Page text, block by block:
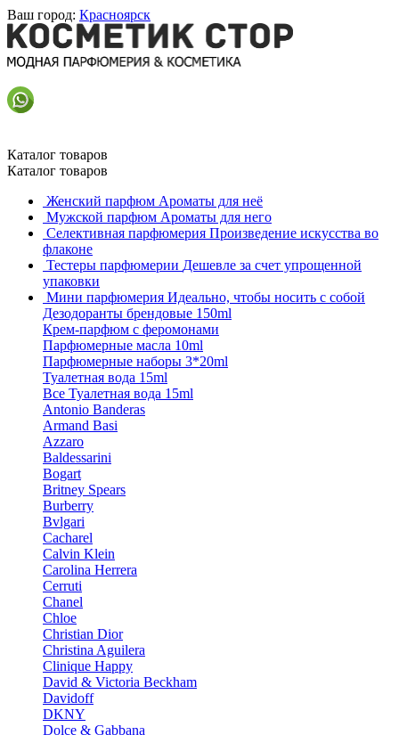
Ваш город: Красноярск
Каталог товаров
Каталог товаров
Женский парфюм Ароматы для неё
Мужской парфюм Ароматы для него
Селективная парфюмерия Произведение искусства во
флаконе
Тестеры парфюмерии Дешевле за счет упрощенной
упаковки
Мини парфюмерия Идеально, чтобы носить с собой
Дезодоранты брендовые 150ml
Крем-парфюм с феромонами
Парфюмерные масла 10ml
Парфюмерные наборы 3*20ml
Туалетная вода 15ml
Все Туалетная вода 15ml
Antonio Banderas
Armand Basi
Azzaro
Baldessarini
Bogart
Britney Spears
Burberry
Bvlgari
Cacharel
Calvin Klein
Carolina Herrera
Cerruti
Chanel
Chloe
Christian Dior
Christina Aguilera
Clinique Happy
David & Victoria Beckham
Davidoff
DKNY
Dolce & Gabbana